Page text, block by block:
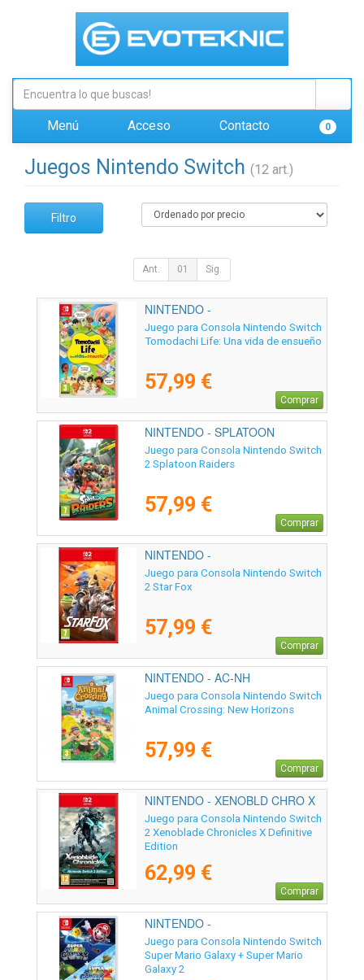
Menú Acceso Contacto 0
Juegos Nintendo Switch (12 art.)
Filtro
Ant. 01 Sig.
NINTENDO -
Juego para Consola Nintendo Switch
Tomodachi Life: Una vida de ensueño
57,99 €
Comprar
NINTENDO - SPLATOON
RAIDERS
Juego para Consola Nintendo Switch
2 Splatoon Raiders
57,99 €
Comprar
NINTENDO -
Juego para Consola Nintendo Switch
2 Star Fox
57,99 €
Comprar
NINTENDO - AC-NH
Juego para Consola Nintendo Switch
Animal Crossing: New Horizons
57,99 €
Comprar
NINTENDO - XENOBLD CHRO X
DEF 2
Juego para Consola Nintendo Switch
2 Xenoblade Chronicles X Definitive
Edition
62,99 €
Comprar
NINTENDO -
Juego para Consola Nintendo Switch
Super Mario Galaxy + Super Mario
Galaxy 2